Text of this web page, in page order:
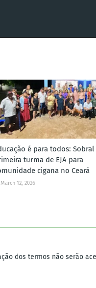
é para todos:
turma de EJA para
cigana no Ceará
March 12, 2026
dos termos não serão